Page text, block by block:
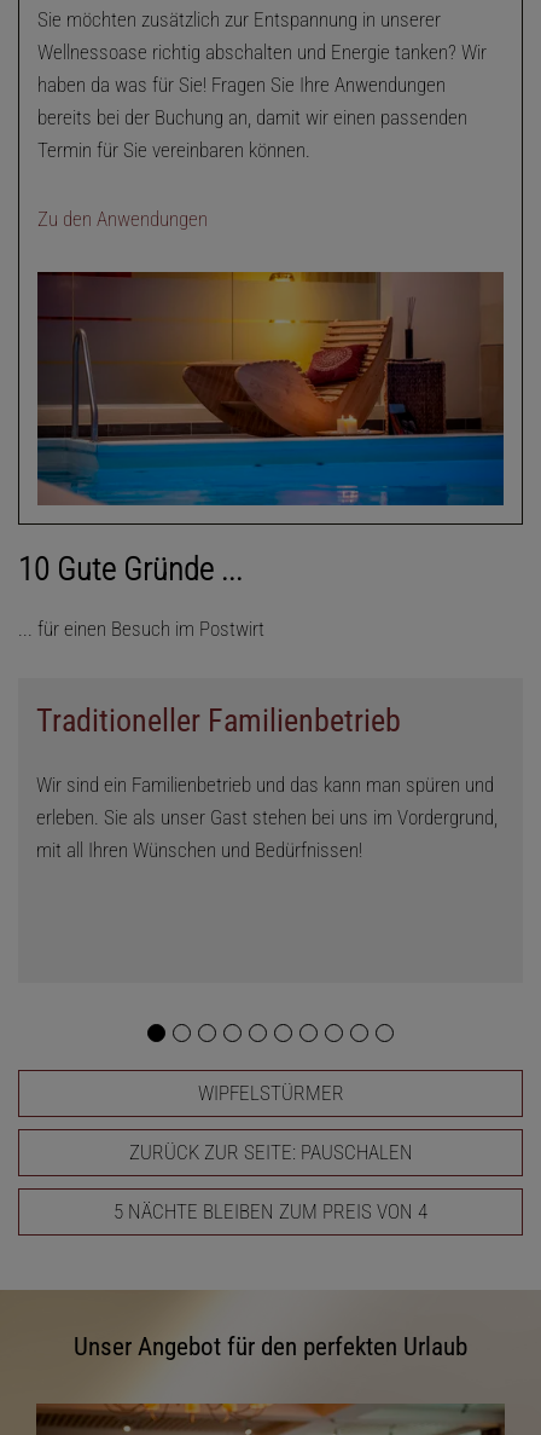
Sie möchten zusätzlich zur Entspannung in unserer
Wellnessoase richtig abschalten und Energie tanken? Wir
haben da was für Sie! Fragen Sie Ihre Anwendungen
bereits bei der Buchung an, damit wir einen passenden
Termin für Sie vereinbaren können.
Zu den Anwendungen
10 Gute Gründe ...
... für einen Besuch im Postwirt
Traditioneller Familienbetrieb
Wir sind ein Familienbetrieb und das kann man spüren und
erleben. Sie als unser Gast stehen bei uns im Vordergrund,
mit all Ihren Wünschen und Bedürfnissen!
WIPFELSTÜRMER
ZURÜCK ZUR SEITE: PAUSCHALEN
5 NÄCHTE BLEIBEN ZUM PREIS VON 4
Unser Angebot für den perfekten Urlaub